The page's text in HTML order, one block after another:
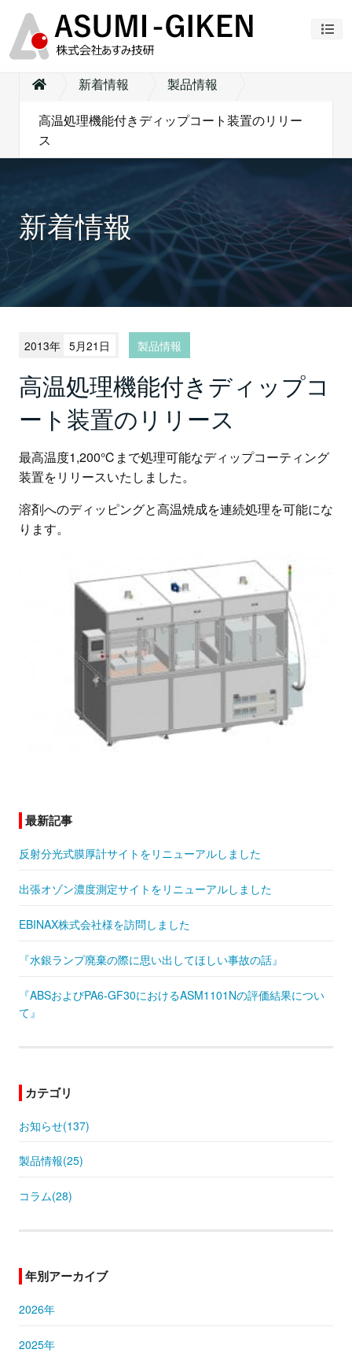
ナビ
新着情報
製品情報
高温処理機能付きディップコート装置のリリー
ス
新着情報
2013年 5月21日 製品情報
高温処理機能付きディップコ
ート装置のリリース
最高温度1,200℃まで処理可能なディップコーティング
装置をリリースいたしました。
溶剤へのディッピングと高温焼成を連続処理を可能にな
ります。
最新記事
反射分光式膜厚計サイトをリニューアルしました
出張オゾン濃度測定サイトをリニューアルしました
EBINAX株式会社様を訪問しました
『水銀ランプ廃棄の際に思い出してほしい事故の話』
『ABSおよびPA6-GF30におけるASM1101Nの評価結果につい
て』
カテゴリ
お知らせ(137)
製品情報(25)
コラム(28)
年別アーカイブ
2026年
2025年